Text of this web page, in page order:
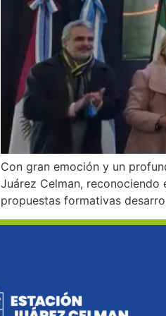
Con gran emoción y un
Juárez Celman,
propuestas formativas